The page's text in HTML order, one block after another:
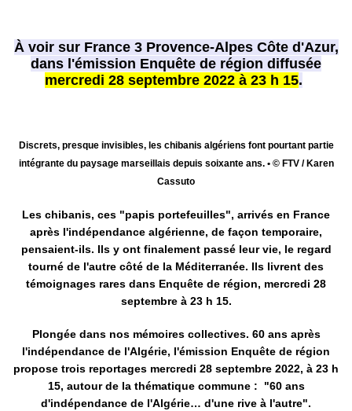
À voir sur France 3 Provence-Alpes Côte d'Azur,
dans l'émission Enquête de région diffusée
mercredi 28 septembre 2022 à 23 h 15.
Discrets, presque invisibles, les chibanis algériens font pourtant partie
intégrante du paysage marseillais depuis soixante ans. • © FTV / Karen
Cassuto
Les chibanis, ces "papis portefeuilles", arrivés en France
après l'indépendance algérienne, de façon temporaire,
pensaient-ils. Ils y ont finalement passé leur vie, le regard
tourné de l'autre côté de la Méditerranée. Ils livrent des
témoignages rares dans Enquête de région, mercredi 28
septembre à 23 h 15.
Plongée dans nos mémoires collectives. 60 ans après
l'indépendance de l'Algérie, l'émission Enquête de région
propose trois reportages mercredi 28 septembre 2022, à 23 h
15, autour de la thématique commune : "60 ans
d'indépendance de l'Algérie… d'une rive à l'autre".